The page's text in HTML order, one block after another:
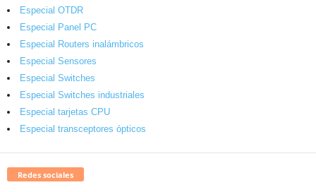
Especial OTDR
Especial Panel PC
Especial Routers inalámbricos
Especial Sensores
Especial Switches
Especial Switches industriales
Especial tarjetas CPU
Especial transceptores ópticos
Redes sociales